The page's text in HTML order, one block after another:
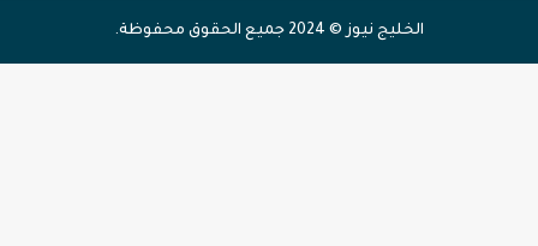
الخليج نيوز © 2024 جميع الحقوق محفوظة.